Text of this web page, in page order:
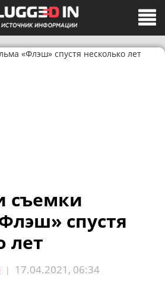
съемки
спустя
лет
| 17.04.2021, 06:34